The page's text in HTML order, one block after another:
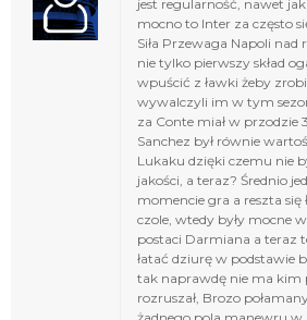
jest regularność, nawet
mocno to Inter za często
Siła Przewaga Napoli
nie tylko pierwszy skład
wpuścić z ławki żeby
wywalczyli im w tym
za Conte miał w przodzie
Sanchez był równie
Lukaku dzięki czemu nie
jakości, a teraz? Średnio
momencie gra a reszta się
czole, wtedy były mocne
postaci Darmiana a teraz
łatać dziurę w podstawie
tak naprawdę nie ma kim
rozruszał, Brozo